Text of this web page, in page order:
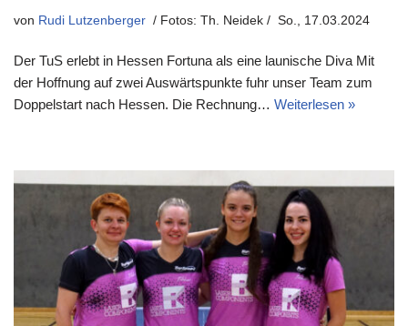
von Rudi Lutzenberger So., 17.03.2024
Der TuS erlebt in Hessen Fortuna als eine launische Diva Mit
der Hoffnung auf zwei Auswärtspunkte fuhr unser Team zum
Doppelstart nach Hessen. Die Rechnung… Weiterlesen »